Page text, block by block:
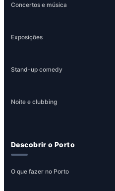
Concertos e música
Exposições
Stand-up comedy
Noite e clubbing
Descobrir o Porto
O que fazer no Porto